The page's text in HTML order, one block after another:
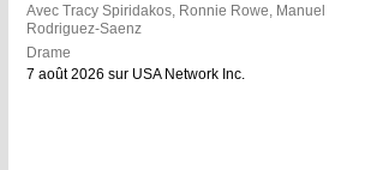
AvecTracy Spiridakos Ronnie Rowe Manuel
Rodriguez-Saenz
Drame
7 août 2026 sur USA Network Inc.